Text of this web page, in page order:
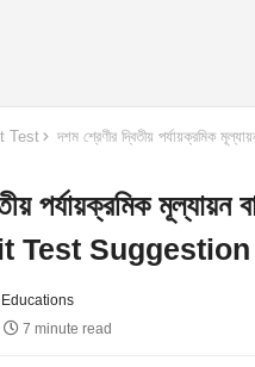
Test
দশম শ্রেণীর দ্বিতীয়
পর্যায়ক্রমিক
Test Suggestion
Educations
7 minute read